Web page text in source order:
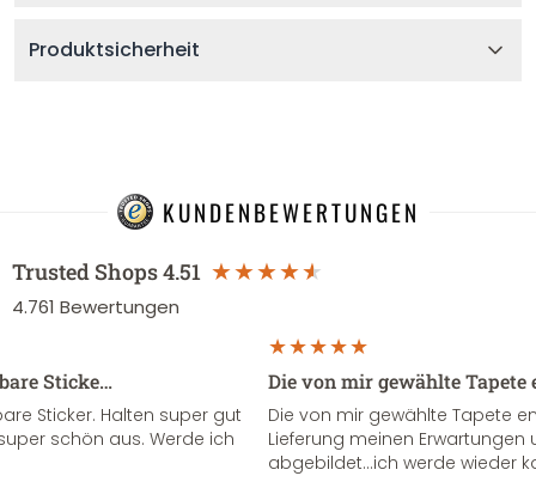
Produktsicherheit
KUNDENBEWERTUNGEN
Trusted Shops4.51
4.761 Bewertungen
Sticke…
Sticker. Halten super gut
schön aus. Werde ich
Die von mir gewählte
Die von mir gewählte Tapete
Lieferung meinen Erwartungen
abgebildet...ich werde wieder